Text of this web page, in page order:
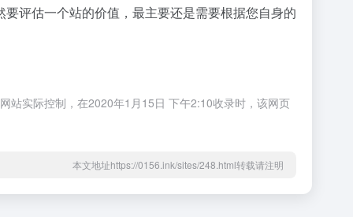
评估一个站的价值，最主要还是需要根据您自身的
站实际控制，在2020年1月15日 下午2:10收录时，该网页
本文地址https://0156.ink/sites/248.html转载请注明